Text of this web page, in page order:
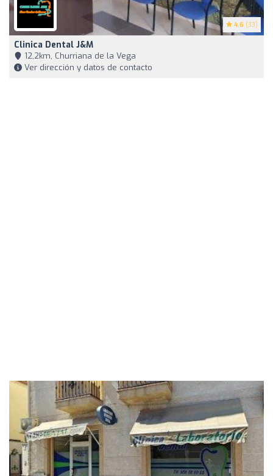
4.6 (33)
Clinica Dental J&M
12,2km, Churriana de la Vega
Ver dirección y datos de contacto